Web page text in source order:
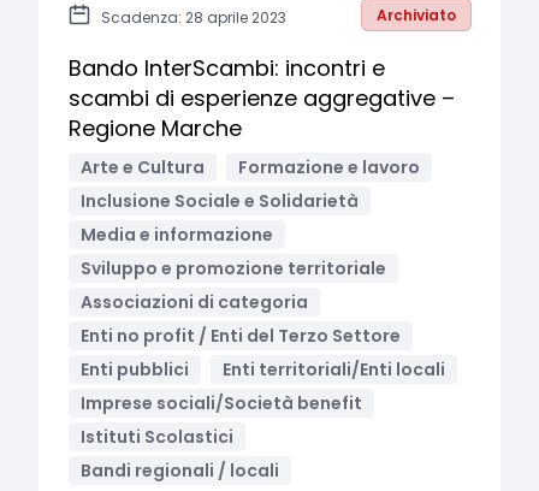
Scadenza: 28 aprile 2023 Archiviato
Bando InterScambi: incontri e
scambi di esperienze aggregative –
Regione Marche
Arte e Cultura
Formazione e lavoro
Inclusione Sociale e Solidarietà
Media e informazione
Sviluppo e promozione territoriale
Associazioni di categoria
Enti no profit / Enti del Terzo Settore
Enti pubblici
Enti territoriali/Enti locali
Imprese sociali/Società benefit
Istituti Scolastici
Bandi regionali / locali